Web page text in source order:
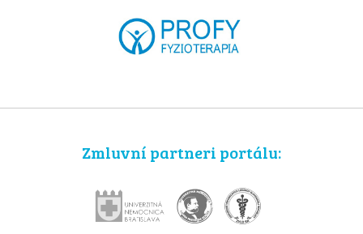
Zmluvní partneri portálu: